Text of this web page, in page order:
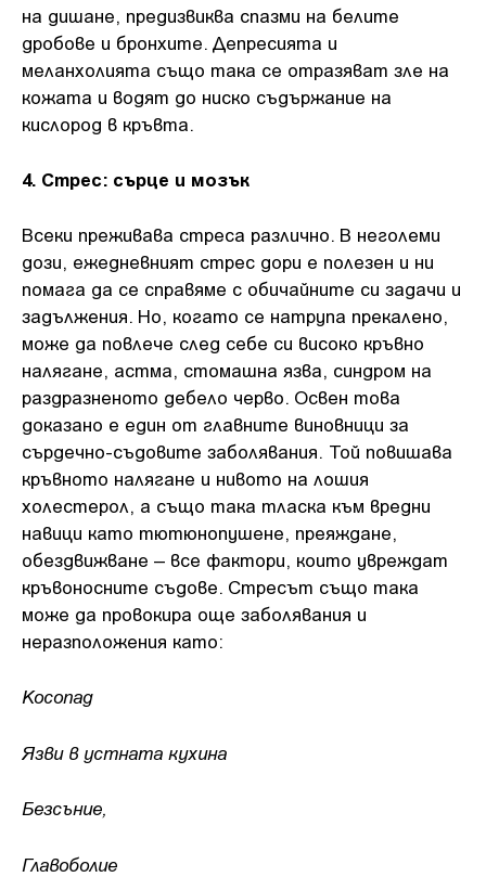
на дишане, предизвиква спазми на белите
дробове и бронхите. Депресията и
меланхолията също така се отразяват зле на
кожата и водят до ниско съдържание на
кислород в кръвта.
4. Стрес: сърце и мозък
Всеки преживава стреса различно. В неголеми
дози, ежедневният стрес дори е полезен и ни
помага да се справяме с обичайните си задачи и
задължения. Но, когато се натрупа прекалено,
може да повлече след себе си високо кръвно
налягане, астма, стомашна язва, синдром на
раздразненото дебело черво. Освен това
доказано е един от главните виновници за
сърдечно-съдовите заболявания. Той повишава
кръвното налягане и нивото на лошия
холестерол, а също така тласка към вредни
навици като тютюнопушене, преяждане,
обездвижване – все фактори, които увреждат
кръвоносните съдове. Стресът също така
може да провокира още заболявания и
неразположения като:
Косопад
Язви в устната кухина
Безсъние,
Главоболие